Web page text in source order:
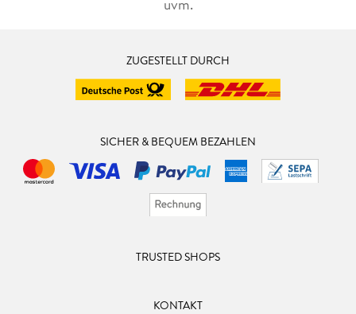
uvm.
ZUGESTELLT DURCH
SICHER & BEQUEM BEZAHLEN
TRUSTED SHOPS
KONTAKT